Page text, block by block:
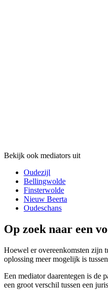
Bekijk ook mediators uit
Oudezijl
Bellingwolde
Finsterwolde
Nieuw Beerta
Oudeschans
Op zoek naar een
Hoewel er overeenkomsten zijn
oplossing meer mogelijk is
Een mediator daarentegen is de
een groot verschil tussen een